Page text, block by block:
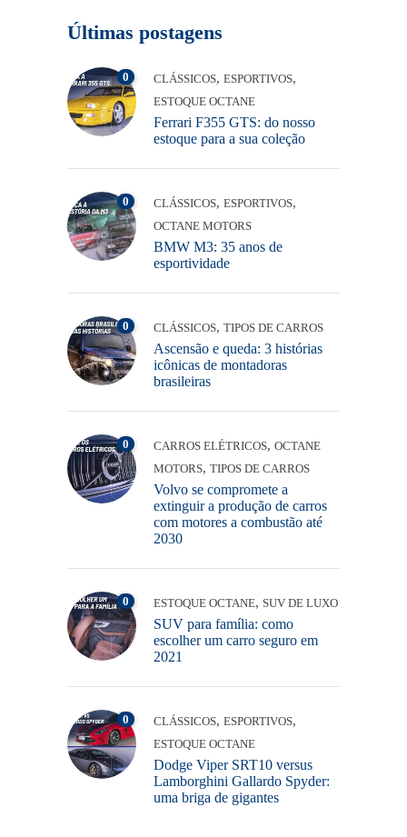
Últimas postagens
0 CLÁSSICOS, ESPORTIVOS,
ESTOQUE OCTANE
Ferrari F355 GTS: do nosso
estoque para a sua coleção
0 CLÁSSICOS, ESPORTIVOS,
OCTANE MOTORS
BMW M3: 35 anos de
esportividade
0 CLÁSSICOS, TIPOS DE CARROS
Ascensão e queda: 3 histórias
icônicas de montadoras
brasileiras
0 CARROS ELÉTRICOS, OCTANE
MOTORS, TIPOS DE CARROS
Volvo se compromete a
extinguir a produção de carros
com motores a combustão até
2030
0 ESTOQUE OCTANE, SUV DE LUXO
SUV para família: como
escolher um carro seguro em
2021
0 CLÁSSICOS, ESPORTIVOS,
ESTOQUE OCTANE
Dodge Viper SRT10 versus
Lamborghini Gallardo Spyder:
uma briga de gigantes